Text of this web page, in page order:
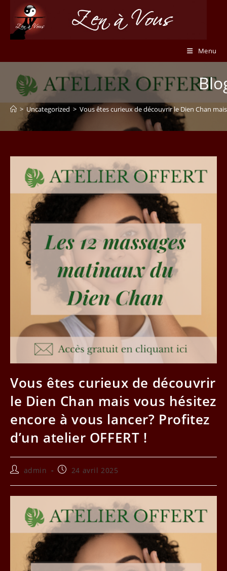
content
Menu
> Uncategorized > Vous êtes curieux de découvrir le Dien Chan
Vous êtes curieux de découvrir
le Dien Chan mais vous hésitez
encore à vous lancer? Profitez
d’un atelier OFFERT !
Auteur/autrice
la
publication :
admin
Publication
24 avril 2025